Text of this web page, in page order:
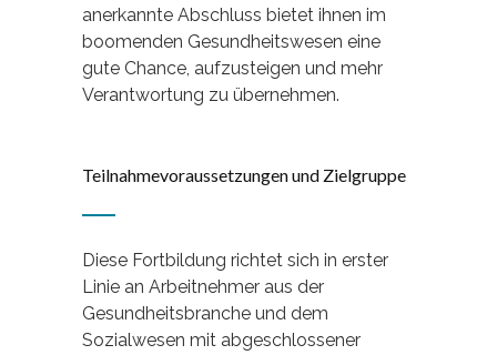
anerkannte Abschluss bietet ihnen im
boomenden Gesundheitswesen eine
gute Chance, aufzusteigen und mehr
Verantwortung zu übernehmen.
Teilnahmevoraussetzungen und Zielgruppe
Diese Fortbildung richtet sich in erster
Linie an Arbeitnehmer aus der
Gesundheitsbranche und dem
Sozialwesen mit abgeschlossener